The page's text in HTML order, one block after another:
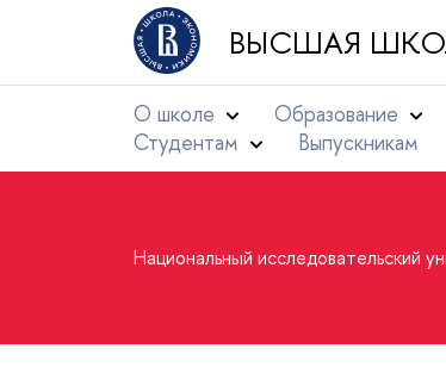
ВЫСШАЯ
О школе Образование
Студентам
Выпускникам
Национальный исследовательский